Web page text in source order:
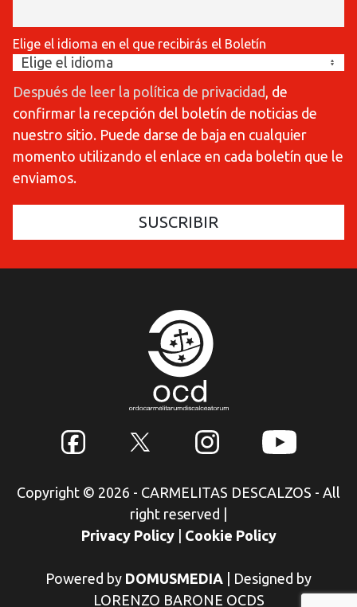
Elige el idioma en el que recibirás el Boletín
Después de leer la política de privacidad, de
confirmar la recepción del boletín de noticias de
nuestro sitio. Puede darse de baja en cualquier
momento utilizando el enlace en cada boletín que le
enviamos.
Copyright © 2026 - CARMELITAS DESCALZOS - All
right reserved
Privacy Policy
Cookie Policy
Powered by DOMUSMEDIA
Designed by
LORENZO BARONE OCDS